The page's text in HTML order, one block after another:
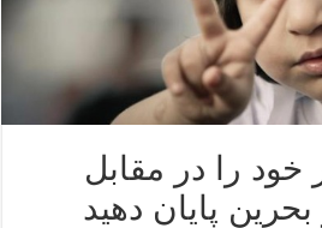
را در مقابل
پایان دهید